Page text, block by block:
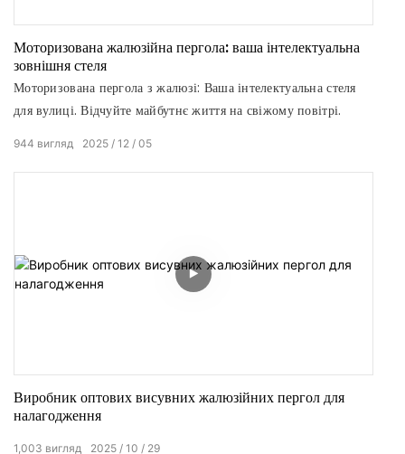
Моторизована жалюзійна пергола: ваша інтелектуальна
зовнішня стеля
Моторизована пергола з жалюзі: Ваша інтелектуальна стеля
для вулиці. Відчуйте майбутнє життя на свіжому повітрі.
2025 12 05
944 вигляд
Виробник оптових висувних жалюзійних пергол для
налагодження
2025 10 29
1,003 вигляд